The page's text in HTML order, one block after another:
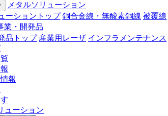
メタルソリューション
ーショントップ 銅合金線・無酸素銅線 被覆線
業・開発品
品トップ 産業用レーザ インフラメンテナンス
報
ューション